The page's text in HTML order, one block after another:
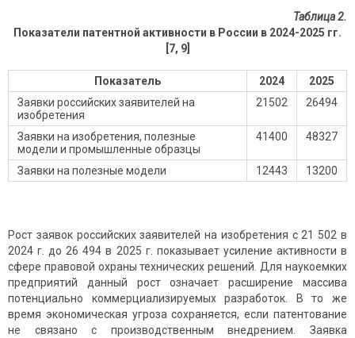
Таблица 2.
Показатели патентной активности в России в 2024-2025 гг.
[7, 9]
Показатель 2024
2025
Заявки российских заявителей на
изобретения
21502 26494
Заявки на изобретения, полезные
модели и промышленные образцы
41400 48327
Заявки на полезные модели 12443 13200
Рост заявок российских заявителей на изобретения с 21 502 в
2024 г. до 26 494 в 2025 г. показывает усиление активности в
сфере правовой охраны технических решений. Для наукоемких
предприятий данный рост означает расширение массива
потенциально коммерциализируемых разработок. В то же
время экономическая угроза сохраняется, если патентование
не связано с производственным внедрением. Заявка